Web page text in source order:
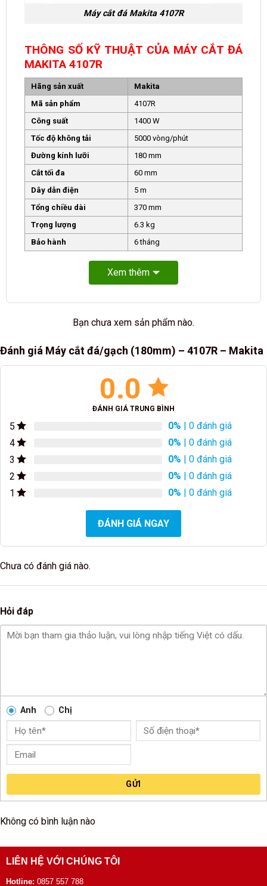
Máy cắt đá Makita 4107R
THÔNG SỐ KỸ THUẬT CỦA MÁY CẮT ĐÁ
MAKITA 4107R
Hãng sản xuất
Makita
Mã sản phẩm
4107R
Công suất
1400 W
Tốc độ không tải
5000 vòng/phút
Đường kính lưỡi
180 mm
Cắt tối đa
60 mm
Dây dẫn điện
5 m
Tổng chiều dài
370 mm
Trọng lượng
6.3 kg
Bảo hành
6 tháng
Xem thêm
Bạn chưa xem sản phẩm nào.
Đánh giá Máy cắt đá/gạch (180mm) – 4107R – Makita
0.0
ĐÁNH GIÁ TRUNG BÌNH
5 0% | 0 đánh giá
4
0% | 0 đánh giá
3
0% | 0 đánh giá
2
0% | 0 đánh giá
1
0% | 0 đánh giá
ĐÁNH GIÁ NGAY
Chưa có đánh giá nào.
Hỏi đáp
Anh Chị
GỬI
Không có bình luận nào
LIÊN HỆ VỚI CHÚNG TÔI
Hotline: 0857 557 788